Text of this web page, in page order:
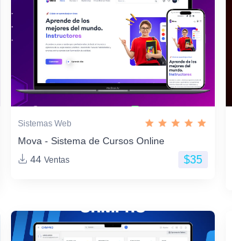
Sistemas Web
Mova - Sistema de Cursos Online
44 Ventas $35